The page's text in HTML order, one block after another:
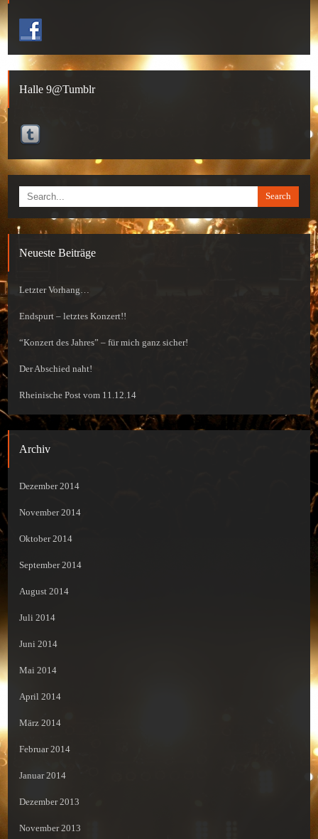
Halle 9@Tumblr
Search
Neueste Beiträge
Letzter Vorhang…
Endspurt – letztes Konzert!!
“Konzert des Jahres” – für mich ganz sicher!
Der Abschied naht!
Rheinische Post vom 11.12.14
Archiv
Dezember 2014
November 2014
Oktober 2014
September 2014
August 2014
Juli 2014
Juni 2014
Mai 2014
April 2014
März 2014
Februar 2014
Januar 2014
Dezember 2013
November 2013